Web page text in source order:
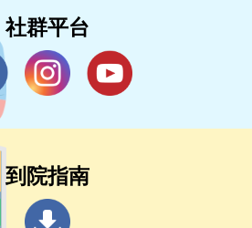
社群平台
到院指南